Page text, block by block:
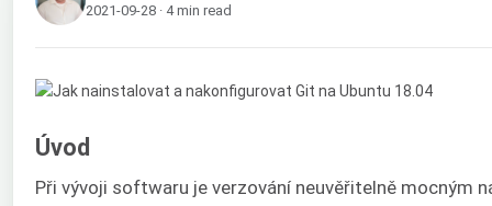
2021-09-28 · 4 min read
Úvod
Při vývoji softwaru je verzování neuvěřitelně mocným